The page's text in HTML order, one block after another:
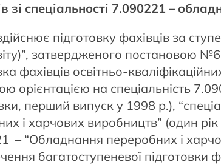
зі спеціальності 7.090221 –
підготовку фахівців за
затвердженого постановою
фахівців освітньо-
орієнтацією на спеціальність
перший випуск у 1998 р.),
і харчових виробництв” (один
– “Обладнання переробних і
багатоступеневої підготовки